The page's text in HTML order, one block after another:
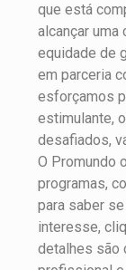
que está
alcançar uma
equidade de
em parceria
esforçamos
estimulante,
desafiados,
O Promundo
programas,
para saber
interesse,
detalhes são